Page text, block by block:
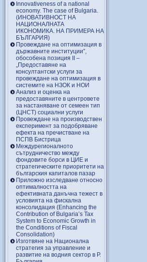
Innovativeness of a national
economy. The case of Bulgaria.
(ИНОВАТИВНОСТ НА
НАЦИОНАЛНАТА
ИКОНОМИКА. НА ПРИМЕРА НА
БЪЛГАРИЯ)
Провеждане на оптимизация в
държавните институции”,
обособена позиция ІІ –
„Предоставяне на
консултантски услуги за
провеждане на оптимизация в
системите на НЗОК и НОИ
Анализ и оценка на
предоставяните в центровете
за настаняване от семеен тип
(ЦНСТ) социални услуги
Провеждане на производствен
експеримент за подобряване
ефекта на пречистване на
ПСПВ Бистрица
Междурегионалното
сътрудничество между
фондовите борси в ЦИЕ и
стратегическите приоритети на
българския капиталов пазар
Приложно изследване относно
оптималността на
ефективната данъчна тежест в
условията на фискална
консолидация (Enhancing the
Contribution of Bulgaria’s Tax
System to Economic Growth in
the Conditions of Fiscal
Consolidation)
Изготвяне на Национална
стратегия за управление и
развитие на водния сектор в Р.